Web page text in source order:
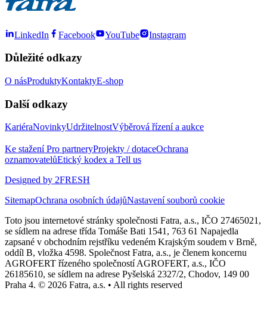
LinkedIn Facebook YouTube Instagram
Důležité odkazy
O násProduktyKontaktyE-shop
Další odkazy
KariéraNovinkyUdržitelnostVýběrová řízení a aukce
Ke staženíPro partneryProjekty / dotaceOchrana
oznamovatelůEtický kodex a Tell us
Designed by 2FRESH
SitemapOchrana osobních údajůNastavení souborů cookie
Toto jsou internetové stránky společnosti Fatra, a.s., IČO 27465021,
se sídlem na adrese třída Tomáše Bati 1541, 763 61 Napajedla
zapsané v obchodním rejstříku vedeném Krajským soudem v Brně,
oddíl B, vložka 4598. Společnost Fatra, a.s., je členem koncernu
AGROFERT řízeného společností AGROFERT, a.s., IČO
26185610, se sídlem na adrese Pyšelská 2327/2, Chodov, 149 00
Praha 4. © 2026 Fatra, a.s. • All rights reserved